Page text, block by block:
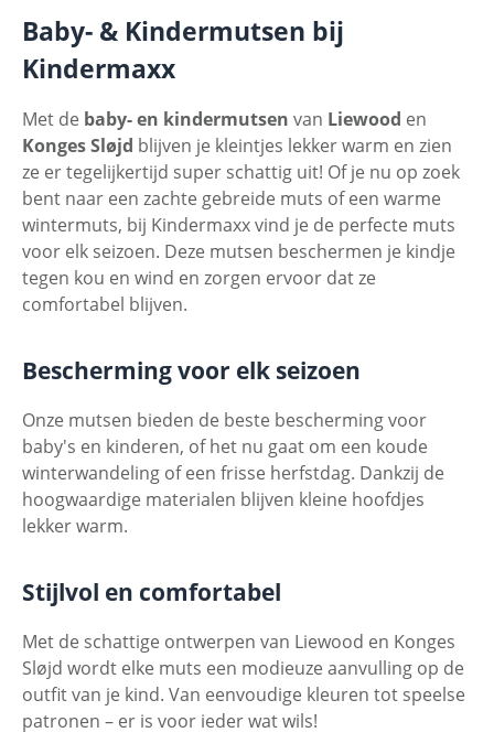
Baby- & Kindermutsen bij
Kindermaxx
Met de baby- en kindermutsen van Liewood en
Konges Sløjd blijven je kleintjes lekker warm en zien
ze er tegelijkertijd super schattig uit! Of je nu op zoek
bent naar een zachte gebreide muts of een warme
wintermuts, bij Kindermaxx vind je de perfecte muts
voor elk seizoen. Deze mutsen beschermen je kindje
tegen kou en wind en zorgen ervoor dat ze
comfortabel blijven.
Bescherming voor elk seizoen
Onze mutsen bieden de beste bescherming voor
baby's en kinderen, of het nu gaat om een koude
winterwandeling of een frisse herfstdag. Dankzij de
hoogwaardige materialen blijven kleine hoofdjes
lekker warm.
Stijlvol en comfortabel
Met de schattige ontwerpen van Liewood en Konges
Sløjd wordt elke muts een modieuze aanvulling op de
outfit van je kind. Van eenvoudige kleuren tot speelse
patronen – er is voor ieder wat wils!